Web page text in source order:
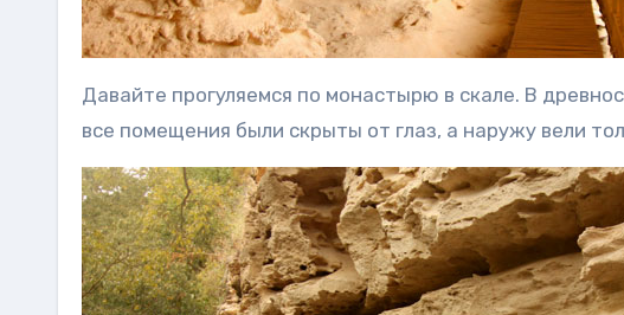
Давайте прогуляемся по монастырю в скале. В
все помещения были скрыты от глаз, а наружу вели